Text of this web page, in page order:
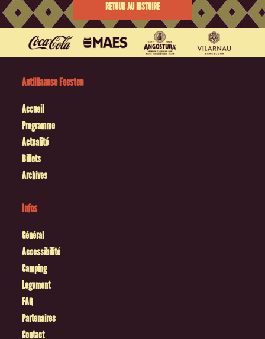
RETOUR AU HISTOIRE
Antilliaanse Feesten
Accueil
Programme
Actualité
Billets
Archives
Infos
Général
Accessibilité
Camping
Logement
FAQ
Partenaires
Contact